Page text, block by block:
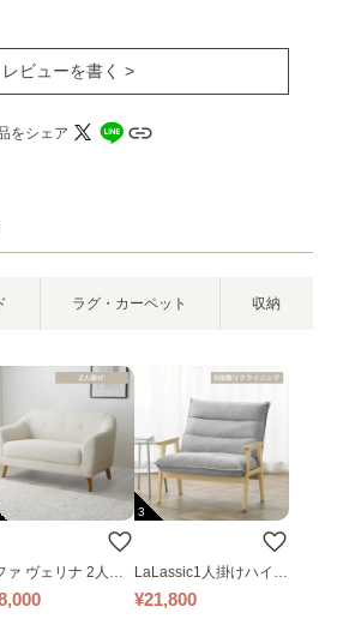
ラグ・カーペット 収納
ァ ヴェリナ 2人掛
3
LaLassic1人掛けハイバ
ックソファ ワイド
¥21,800
レビューを書く >
をシェア